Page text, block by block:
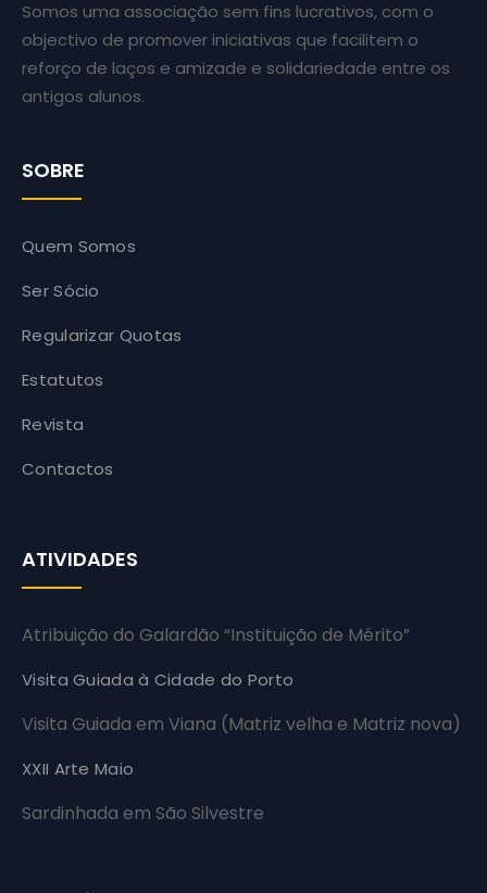
Somos uma associação sem fins lucrativos, com o
objectivo de promover iniciativas que facilitem o
reforço de laços e amizade e solidariedade entre os
antigos alunos.
SOBRE
Quem Somos
Ser Sócio
Regularizar Quotas
Estatutos
Revista
Contactos
ATIVIDADES
Atribuição do Galardão “Instituição de Mérito”
Visita Guiada à Cidade do Porto
Visita Guiada em Viana (Matriz velha e Matriz nova)
XXII Arte Maio
Sardinhada em São Silvestre